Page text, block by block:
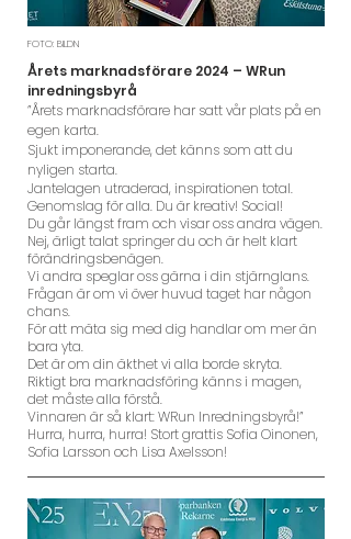
FOTO: BILDN
Årets marknadsförare 2024 – WRun
inredningsbyrå
”Årets marknadsförare har satt vår plats på en
egen karta.
Sjukt imponerande, det känns som att du
nyligen starta.
Jantelagen utraderad, inspirationen total.
Genomslag för alla. Du är kreativ! Social!
Du går längst fram och visar oss andra vägen.
Nej, ärligt talat springer du och är helt klart
förändringsbenägen.
Vi andra speglar oss gärna i din stjärnglans.
Frågan är om vi över huvud taget har någon
chans.
För att mäta sig med dig handlar om mer än
bara yta.
Det är om din äkthet vi alla borde skryta.
Riktigt bra marknadsföring känns i magen,
det måste alla förstå.
Vinnaren är så klart: WRun Inredningsbyrå!”
Hurra, hurra, hurra! Stort grattis Sofia Oinonen,
Sofia Larsson och Lisa Axelsson!